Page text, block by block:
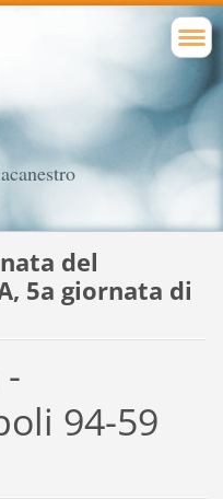
del
5a giornata di
94-59